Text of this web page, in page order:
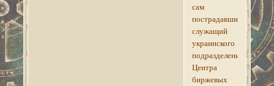
сам
пострадавший,
служащий
украинского
подразделения
Центра
биржевых